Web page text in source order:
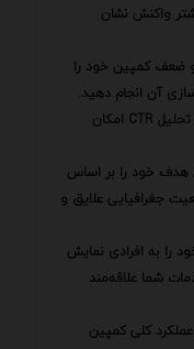
واکنش نشان
و ضعف کمپین خود را
آن انجام دهید.
یکی از مهم‌ترین مزایای استفاده از ابزارهای تحلیل CTR امکان
هدف خود را بر اساس
جغرافیایی علایق و
را به افرادی نمایش
شما علاقه‌مند
کلی کمپین